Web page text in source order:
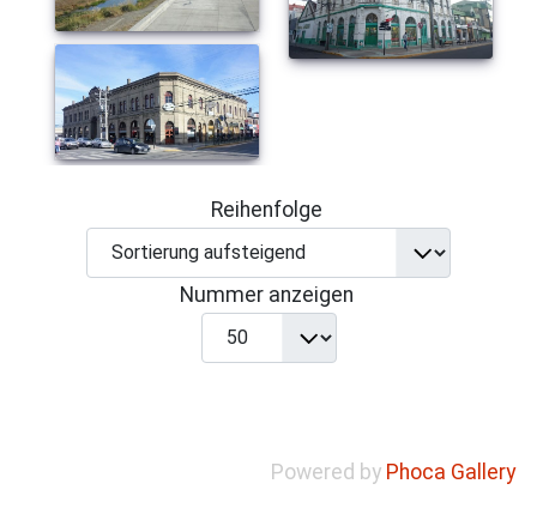
Reihenfolge
Nummer anzeigen
Powered by Phoca Gallery